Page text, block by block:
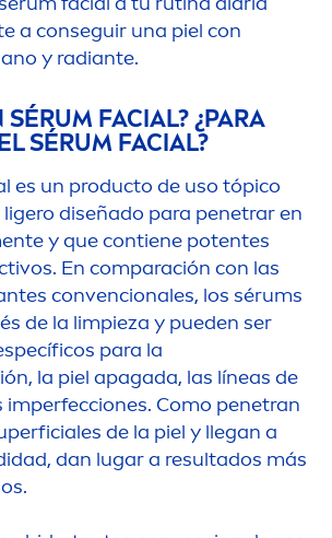
a conseguir una piel con
y radiante.
SÉRUM FACIAL? ¿PARA
SÉRUM FACIAL?
es un producto de uso tópico
diseñado para penetrar en
te y que contiene potentes
En comparación con las
convencionales, los sérums
de la limpieza y pueden ser
para la
la piel apagada, las líneas de
imperfecciones. Como penetran
de la piel y llegan a
dan lugar a resultados más